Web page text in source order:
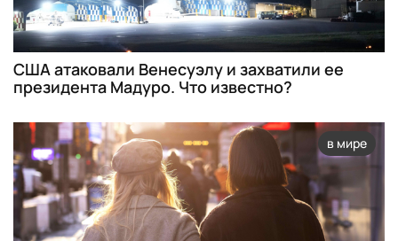
США атаковали Венесуэлу и захватили ее
президента Мадуро. Что известно?
в мире